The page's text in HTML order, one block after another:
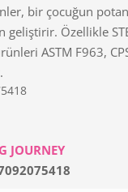
bir çocuğun
geliştirir. Özellikle
ASTM F963,
JOURNEY